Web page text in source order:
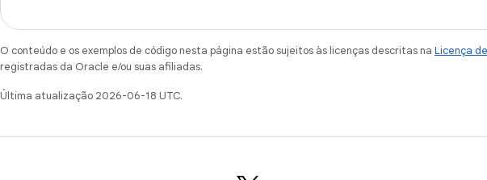
O conteúdo e os exemplos de código nesta página estão sujeitos às licenças descritas na Licença
registradas da Oracle e/ou suas afiliadas.
Última atualização 2026-06-18 UTC.